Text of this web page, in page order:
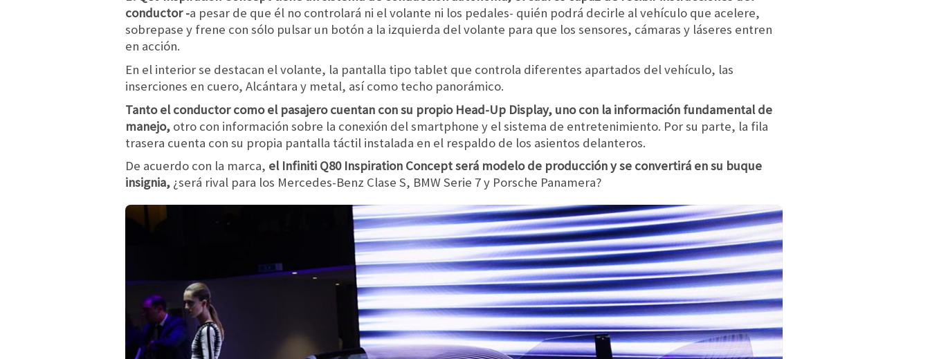
conductor -a pesar de que él no controlará ni el volante ni los pedales- quién podrá decirle al vehículo que acelere,
sobrepase y frene con sólo pulsar un botón a la izquierda del volante para que los sensores, cámaras y láseres entren
en acción.
En el interior se destacan el volante, la pantalla tipo tablet que controla diferentes apartados del vehículo, las
inserciones en cuero, Alcántara y metal, así como techo panorámico.
Tanto el conductor como el pasajero cuentan con su propio Head-Up Display, uno con la información fundamental de
manejo, otro con información sobre la conexión del smartphone y el sistema de entretenimiento. Por su parte, la fila
trasera cuenta con su propia pantalla táctil instalada en el respaldo de los asientos delanteros.
De acuerdo con la marca, el Infiniti Q80 Inspiration Concept será modelo de producción y se convertirá en su buque
insignia, ¿será rival para los Mercedes-Benz Clase S, BMW Serie 7 y Porsche Panamera?